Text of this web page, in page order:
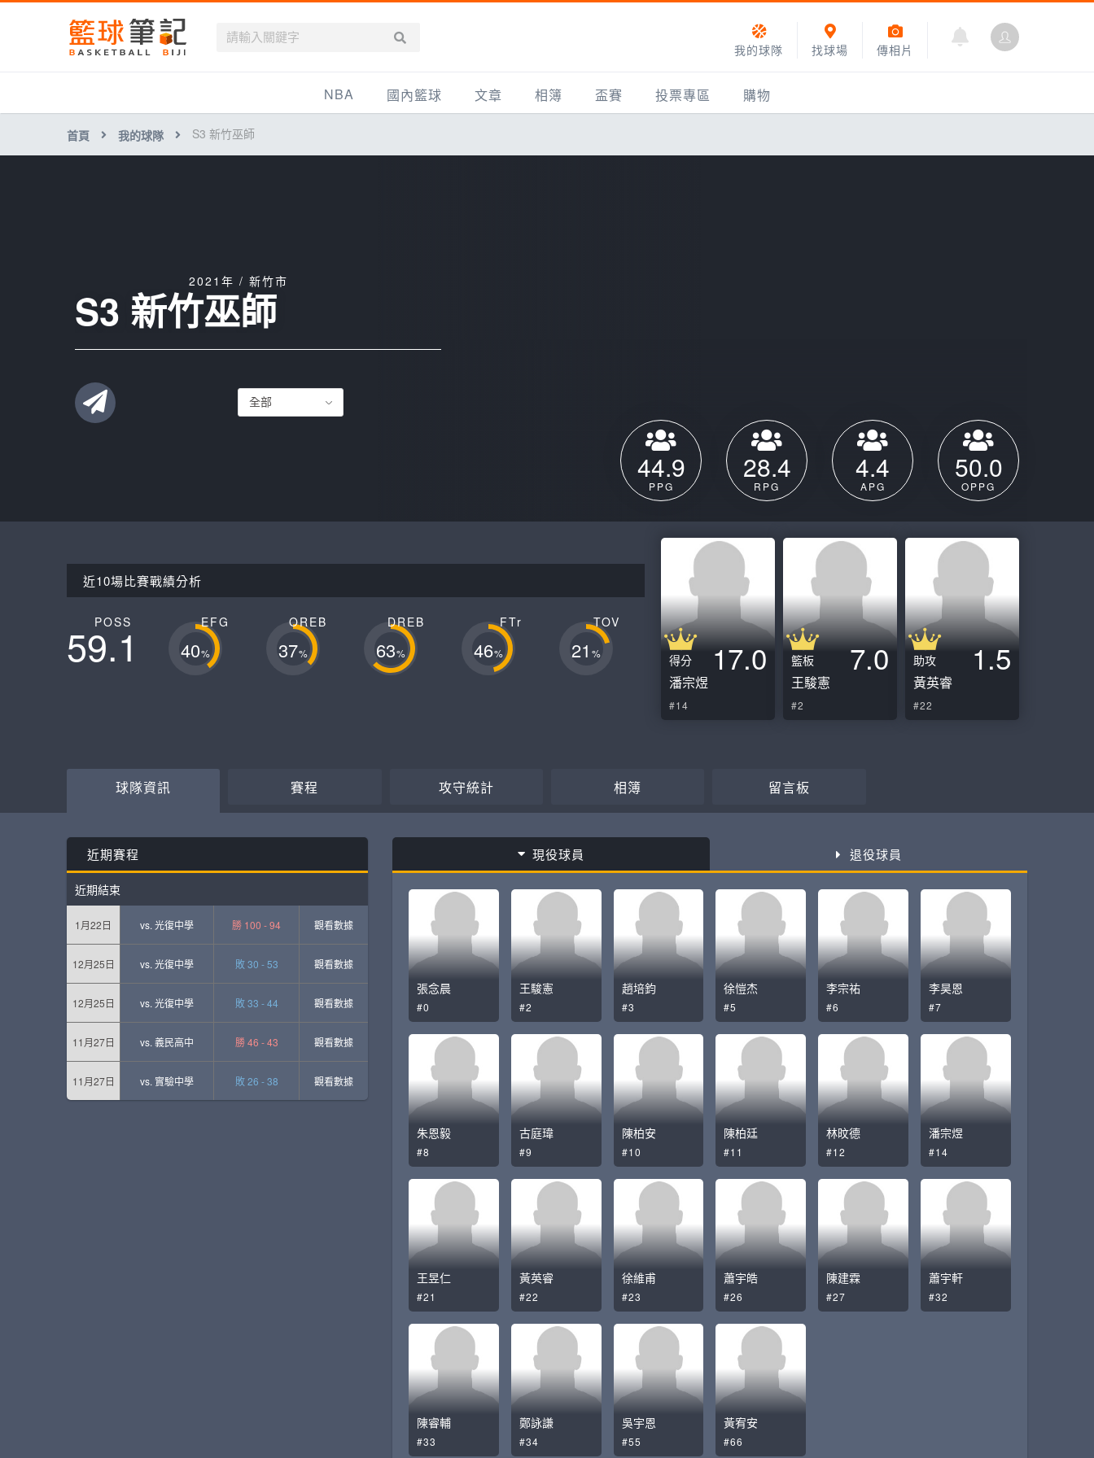
傳相片
找球場
我的球隊
NBA 國內籃球 文章 相簿 盃賽
屏東國民聯盟
大港開打高雄籃球聯盟
BTC籃球聯盟
ELITE週日籃球聯盟-中壢場
投票專區 購物
首頁 我的球隊 S3 新竹巫師
44.9
PPG
28.4
RPG
4.4
APG
50.0
OPPG
2021年 / 新竹市
S3 新竹巫師
聯絡這支球隊
近10場比賽戰績分析
POSS
59.1 EFG
40%
OREB
37%
DREB
63%
FTr
46%
TOV
21 % 得分 17.0
潘宗煜
#14
籃板 7.0
王駿憲
#2
助攻 1.5
黃英睿
#22
球隊資訊 賽程 攻守統計 相簿 留言板
近期賽程
近期結束
1月22日 vs. 光復中學 勝 100 - 94 觀看數據
12月25日 vs. 光復中學 敗 30 - 53 觀看數據
12月25日 vs. 光復中學 敗 33 - 44 觀看數據
11月27日 vs. 義民高中 勝 46 - 43 觀看數據
11月27日 vs. 實驗中學 敗 26 - 38 觀看數據
現役球員 退役球員
張念晨
#0
王駿憲
#2
趙培鈞
#3
徐愷杰
#5
李宗祐
#6
李昊恩
#7
朱恩毅
#8
古庭瑋
#9
陳柏安
#10
陳柏廷
#11
林旼德
#12
潘宗煜
#14
王昱仁
#21
黃英睿
#22
徐維甫
#23
蕭宇皓
#26
陳建霖
#27
蕭宇軒
#32
陳睿輔
#33
鄭詠謙
#34
吳宇恩
#55
黃宥安
#66